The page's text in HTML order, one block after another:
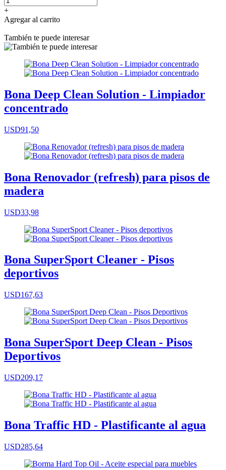
+
Agregar al carrito
También te puede interesar
Bona Deep Clean Solution - Limpiador
concentrado
USD91,50
Bona Renovador (refresh) para pisos de
madera
USD33,98
Bona SuperSport Cleaner - Pisos
deportivos
USD167,63
Bona SuperSport Deep Clean - Pisos
Deportivos
USD209,17
Bona Traffic HD - Plastificante al agua
USD285,64